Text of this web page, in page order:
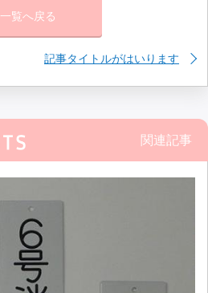
一覧へ戻る
記事タイトルがはいります
関連記事